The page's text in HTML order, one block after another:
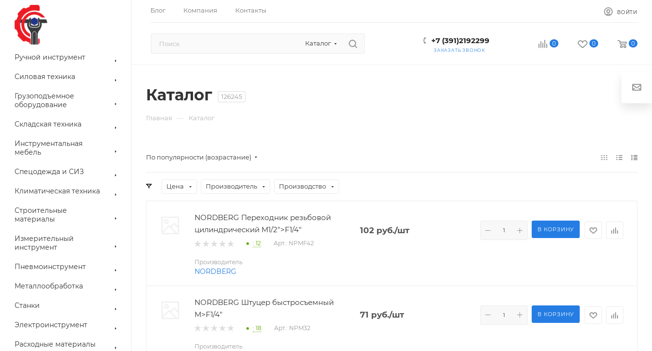
Блог Компания Контакты ВОЙТИ
Каталог +7 (391)2192299
ЗАКАЗАТЬ ЗВОНОК
0 0 0
Ручной инструмент
Силовая техника
Грузоподъемное
оборудование
Складская техника
Инструментальная
мебель
Спецодежда и СИЗ
Климатическая техника
Строительные
материалы
Измерительный
инструмент
Пневмоинструмент
Металлообработка
Станки
Электроинструмент
Расходные материалы
Каталог 126245
Главная — Каталог
По популярности (возрастание)
Цена Производитель Производство
NORDBERG Переходник резьбовой
цилиндрический M1/2">F1/4"
: 12 Арт.: NPMF42
102руб./шт В КОРЗИНУ
Производитель
NORDBERG
NORDBERG Штуцер быстросъемный
M>F1/4"
: 18 Арт.: NPM32
71 руб./шт В КОРЗИНУ
Производитель